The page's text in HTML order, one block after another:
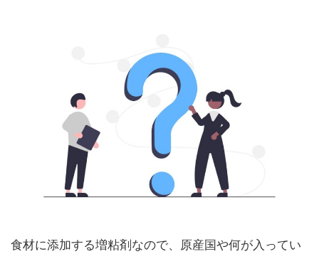
食材に添加する増粘剤なので、原産国や何が入ってい